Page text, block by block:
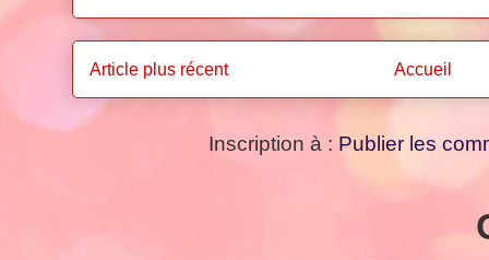
Article plus récent Accueil
Inscription à : Publier les